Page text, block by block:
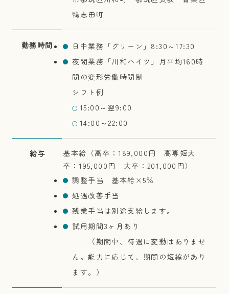
鴨志田町
勤務時間
日中業務「グリーン」8:30～17:30
夜間業務「川和ハイツ」月平均160時
間の変形労働時間制
シフト例
○ 15:00～翌9:00
○ 14:00～22:00
給与
基本給（高卒：189,000円 高専短大
卒：195,000円 大卒：201,000円）
調整手当 基本給×5％
処遇改善手当
残業手当は別途支給します。
試用期間3ヶ月あり
（期間中、待遇に変動はありませ
ん。能力に応じて、期間の短縮があり
ます。）